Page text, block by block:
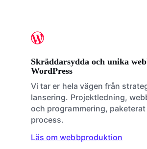
Skräddarsydda och unika
WordPress
Vi tar er hela vägen från
lansering. Projektledning,
och programmering, paketerat
process.
Läs om webbproduktion